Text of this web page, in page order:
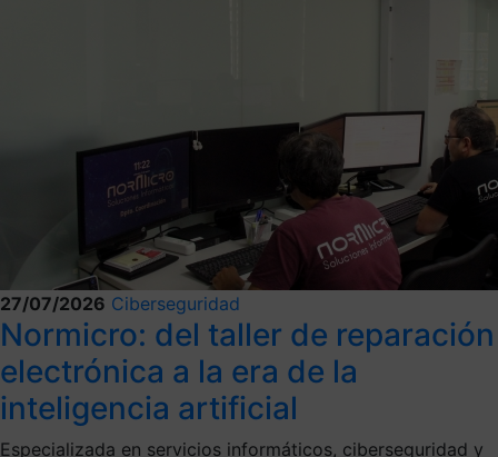
27/07/2026 Ciberseguridad
Normicro: del taller de reparación
electrónica a la era de la
inteligencia artificial
Especializada en servicios informáticos, ciberseguridad y